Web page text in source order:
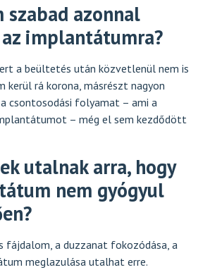
szabad azonnal
implantátumra?
a beültetés után közvetlenül nem is
kerül rá korona, másrészt nagyon
csontosodási folyamat – ami a
– még el sem kezdődött
utalnak arra, hogy
nem gyógyul
fájdalom, a duzzanat fokozódása, a
meglazulása utalhat erre.